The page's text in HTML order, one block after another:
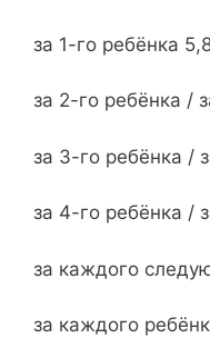
за 1-го ребёнка
за 2-го ребёнка /
за 3-го ребёнка /
за 4-го ребёнка /
за каждого
за каждого